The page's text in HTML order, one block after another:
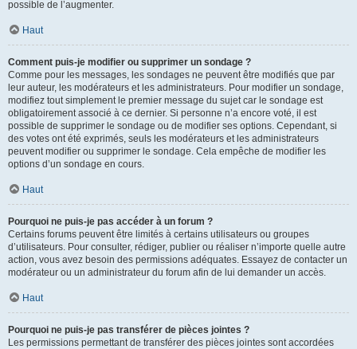
possible de l’augmenter.
Haut
Comment puis-je modifier ou supprimer un sondage ?
Comme pour les messages, les sondages ne peuvent être modifiés que par
leur auteur, les modérateurs et les administrateurs. Pour modifier un sondage,
modifiez tout simplement le premier message du sujet car le sondage est
obligatoirement associé à ce dernier. Si personne n’a encore voté, il est
possible de supprimer le sondage ou de modifier ses options. Cependant, si
des votes ont été exprimés, seuls les modérateurs et les administrateurs
peuvent modifier ou supprimer le sondage. Cela empêche de modifier les
options d’un sondage en cours.
Haut
Pourquoi ne puis-je pas accéder à un forum ?
Certains forums peuvent être limités à certains utilisateurs ou groupes
d’utilisateurs. Pour consulter, rédiger, publier ou réaliser n’importe quelle autre
action, vous avez besoin des permissions adéquates. Essayez de contacter un
modérateur ou un administrateur du forum afin de lui demander un accès.
Haut
Pourquoi ne puis-je pas transférer de pièces jointes ?
Les permissions permettant de transférer des pièces jointes sont accordées